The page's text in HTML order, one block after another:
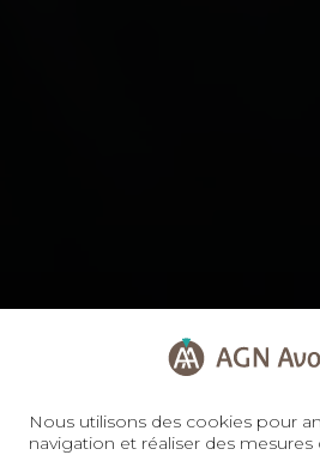
Nous utilisons des cookies pour
navigation et réaliser des mesures